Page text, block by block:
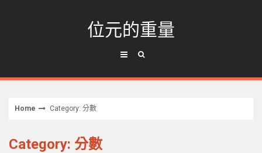
位元的重量
Home Category: 分數
Category: 分數